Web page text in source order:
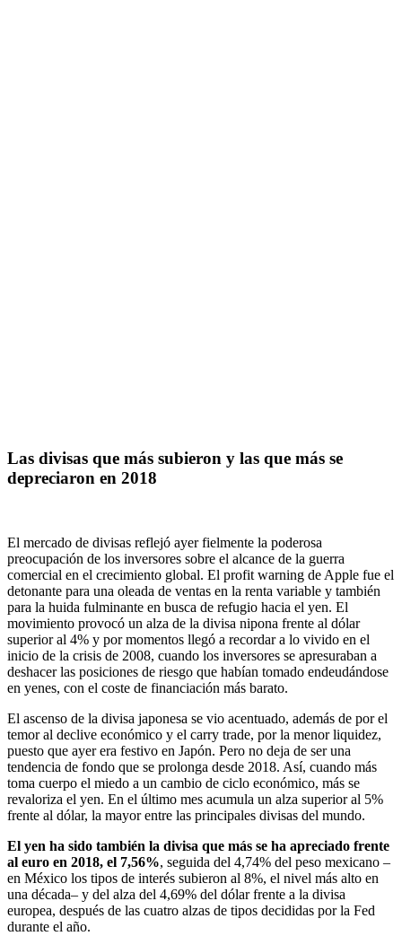
Las divisas que más subieron y las que más se
depreciaron en 2018
El mercado de divisas reflejó ayer fielmente la poderosa
preocupación de los inversores sobre el alcance de la guerra
comercial en el crecimiento global. El profit warning de Apple fue el
detonante para una oleada de ventas en la renta variable y también
para la huida fulminante en busca de refugio hacia el yen. El
movimiento provocó un alza de la divisa nipona frente al dólar
superior al 4% y por momentos llegó a recordar a lo vivido en el
inicio de la crisis de 2008, cuando los inversores se apresuraban a
deshacer las posiciones de riesgo que habían tomado endeudándose
en yenes, con el coste de financiación más barato.
El ascenso de la divisa japonesa se vio acentuado, además de por el
temor al declive económico y el carry trade, por la menor liquidez,
puesto que ayer era festivo en Japón. Pero no deja de ser una
tendencia de fondo que se prolonga desde 2018. Así, cuando más
toma cuerpo el miedo a un cambio de ciclo económico, más se
revaloriza el yen. En el último mes acumula un alza superior al 5%
frente al dólar, la mayor entre las principales divisas del mundo.
El yen ha sido también la divisa que más se ha apreciado frente
al euro en 2018, el 7,56%, seguida del 4,74% del peso mexicano –
en México los tipos de interés subieron al 8%, el nivel más alto en
una década– y del alza del 4,69% del dólar frente a la divisa
europea, después de las cuatro alzas de tipos decididas por la Fed
durante el año.